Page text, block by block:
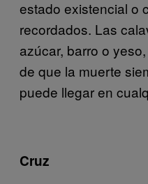
estado existencial o
recordados. Las
azúcar, barro o
de que la muerte
puede llegar en
Cruz